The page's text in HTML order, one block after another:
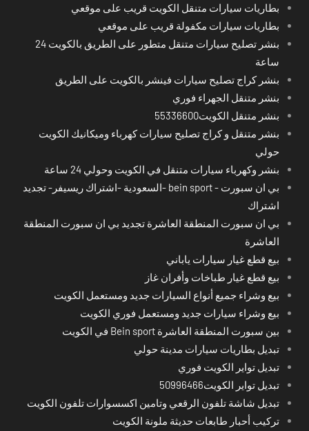
بطاريات سيارات متنقل الكويت قريب على موقعي
بطاريات سيارات مكفولة قريب على موقعي
بنشر تصليح سيارات متنقل متطور على الطريق بالكويت 24
ساعة
بنشر كراج تصليح سيارات فينشر بالكويت على الطريق
بنشر متنقل الجهراء فوري
بنشر متنقل الكويت55336600
بنشر متنقل و كراج تصليح سيارات كهرباء وميكانيك الكويت
حولي
بنشر وكهرباء سيارات متنقل في الكويت وحولي 24 ساعة
بي ان سبورت - bein sport -السعودية -اشتراك ريسيفر- تجديد
اشتراك
بي ان سبورت المنطقة العاشرة تجديد بي ان سبورت المنطقة
العاشرة
بيع قطع غيار سيارات ياباني
بيع قطع غيار طباخات وأفران غاز
بيع وشراء جميع أنواع السيارات جديد ومستعمل الكويت
بيع وشراء سيارات جديد ومستعمل فوري الكويت
بين سبورت المنطقة العاشرة Bein sport في الكويت
تبديل بطاريات سيارات مدينة حولي
تبديل تواير الكويت فوري
تبديل تواير الكويت50996466
تبديل شاشة تلفون الرقعي وتامين اكسسوارات تلفون الكويت
تركيب أحبار طابعات حديثة ملونة الكويت